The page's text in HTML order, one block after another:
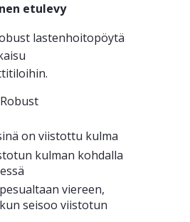
etulevy
lastenhoitopöytä
on viistottu kulma
kulman kohdalla
viereen,
seisoo viistotun